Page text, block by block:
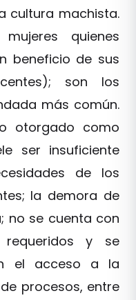
cultura machista.
quienes
beneficio de sus
son los
más común.
otorgado como
ser insuficiente
de los
la demora de
no se cuenta con
y se
el acceso a la
procesos, entre